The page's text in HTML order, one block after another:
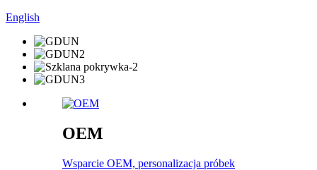
English
OEM
Wsparcie OEM, personalizacja próbek